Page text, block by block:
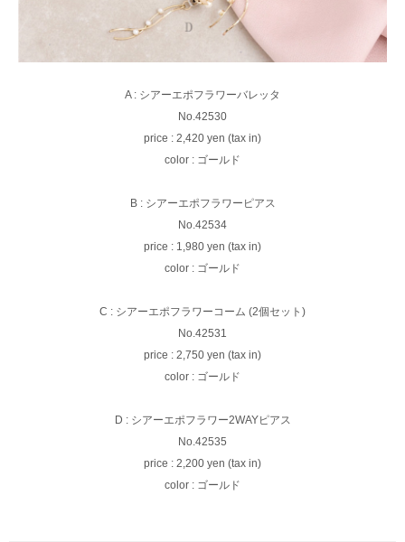
A : シアーエポフラワーバレッタ
No.42530
price : 2,420 yen (tax in)
color : ゴールド
B : シアーエポフラワーピアス
No.42534
price : 1,980 yen (tax in)
color : ゴールド
C : シアーエポフラワーコーム (2個セット)
No.42531
price : 2,750 yen (tax in)
color : ゴールド
D : シアーエポフラワー2WAYピアス
No.42535
price : 2,200 yen (tax in)
color : ゴールド